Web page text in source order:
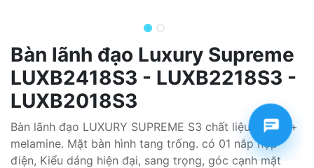
Bàn lãnh đạo Luxury Supreme
LUXB2418S3 - LUXB2218S3 -
LUXB2018S3
Bàn lãnh đạo LUXURY SUPREME S3 chất liệu gỗ sơn+
melamine. Mặt bàn hình tang trống. có 01 nắp hộp
điện, Kiểu dáng hiện đại, sang trọng, góc cạnh mặt